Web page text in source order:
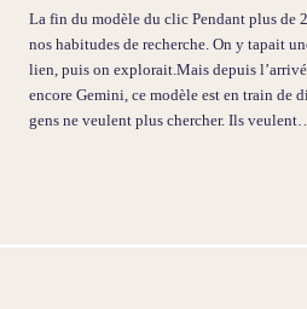
La fin du modèle du clic Pendant plus de
nos habitudes de recherche. On y tapait
lien, puis on explorait.Mais depuis
encore Gemini, ce modèle est en train de
gens ne veulent plus chercher. Ils